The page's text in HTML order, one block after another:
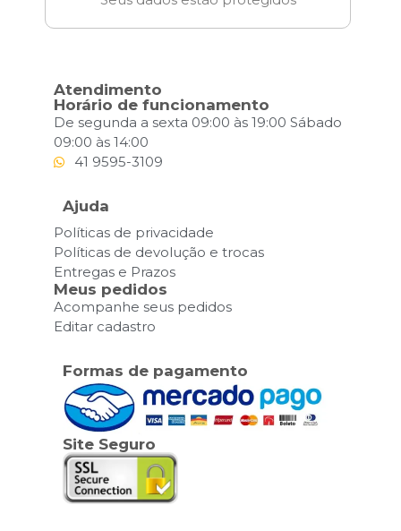
Atendimento
Horário de funcionamento
De segunda a sexta 09:00 às 19:00 Sábado
09:00 às 14:00
41 9595-3109
Ajuda
Políticas de privacidade
Políticas de devolução e trocas
Entregas e Prazos
Meus pedidos
Acompanhe seus pedidos
Editar cadastro
Formas de pagamento
Site Seguro